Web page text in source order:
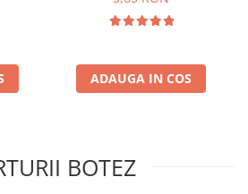
ADAUGA IN COS
BOTEZ